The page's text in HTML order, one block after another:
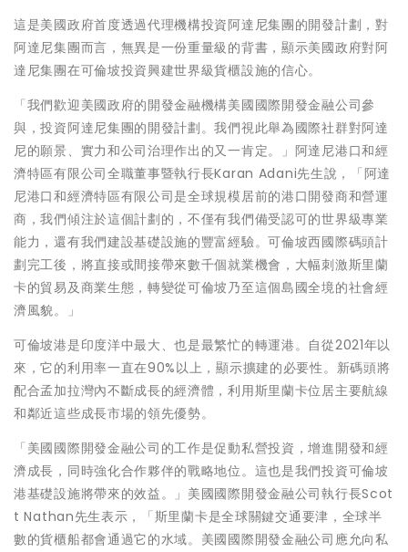
這是美國政府首度透過代理機構投資阿達尼集團的開發計劃，對
阿達尼集團而言，無異是一份重量級的背書，顯示美國政府對阿
達尼集團在可倫坡投資興建世界級貨櫃設施的信心。
「我們歡迎美國政府的開發金融機構美國國際開發金融公司參
與，投資阿達尼集團的開發計劃。我們視此舉為國際社群對阿達
尼的願景、實力和公司治理作出的又一肯定。」阿達尼港口和經
濟特區有限公司全職董事暨執行長Karan Adani先生說，「阿達
尼港口和經濟特區有限公司是全球規模居前的港口開發商和營運
商，我們傾注於這個計劃的，不僅有我們備受認可的世界級專業
能力，還有我們建設基礎設施的豐富經驗。可倫坡西國際碼頭計
劃完工後，將直接或間接帶來數千個就業機會，大幅刺激斯里蘭
卡的貿易及商業生態，轉變從可倫坡乃至這個島國全境的社會經
濟風貌。」
可倫坡港是印度洋中最大、也是最繁忙的轉運港。自從2021年以
來，它的利用率一直在90%以上，顯示擴建的必要性。新碼頭將
配合孟加拉灣內不斷成長的經濟體，利用斯里蘭卡位居主要航線
和鄰近這些成長市場的領先優勢。
「美國國際開發金融公司的工作是促動私營投資，增進開發和經
濟成長，同時強化合作夥伴的戰略地位。這也是我們投資可倫坡
港基礎設施將帶來的效益。」美國國際開發金融公司執行長Scot
t Nathan先生表示，「斯里蘭卡是全球關鍵交通要津，全球半
數的貨櫃船都會通過它的水域。美國國際開發金融公司應允向私